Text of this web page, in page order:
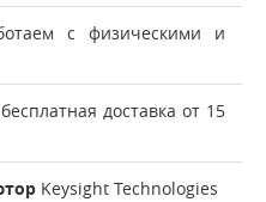
с физическими и
бесплатная доставка от 15
Keysight Technologies